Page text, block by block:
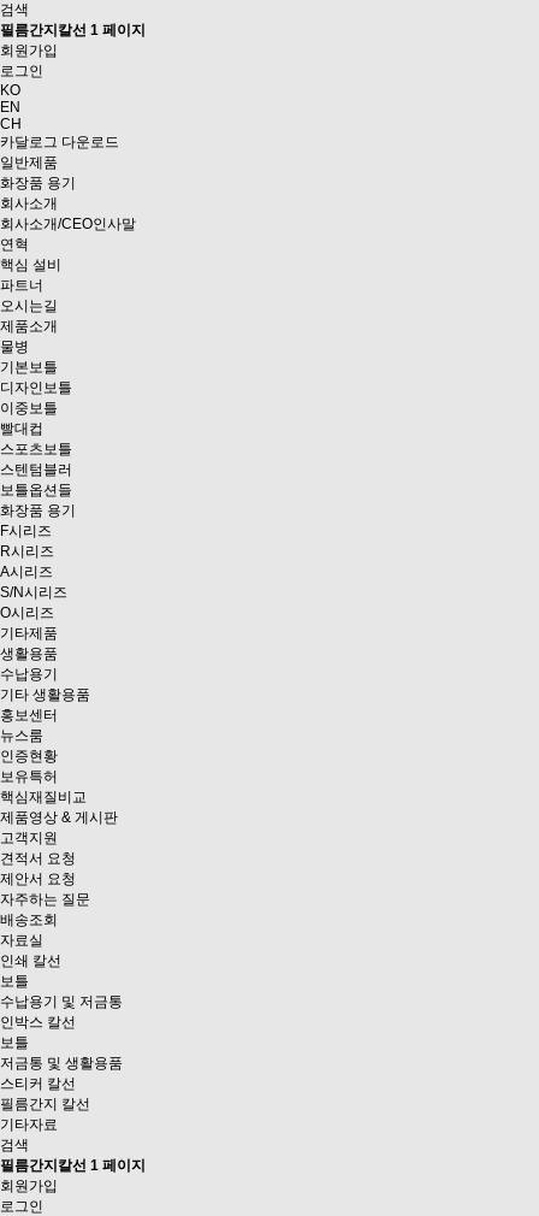
검색
필름간지칼선 1 페이지
회원가입
로그인
KO
EN
CH
카달로그 다운로드
일반제품
화장품 용기
회사소개
회사소개/CEO인사말
연혁
핵심 설비
파트너
오시는길
제품소개
물병
기본보틀
디자인보틀
이중보틀
빨대컵
스포츠보틀
스텐텀블러
보틀옵션들
화장품 용기
F시리즈
R시리즈
A시리즈
S/N시리즈
O시리즈
기타제품
생활용품
수납용기
기타 생활용품
홍보센터
뉴스룸
인증현황
보유특허
핵심재질비교
제품영상 & 게시판
고객지원
견적서 요청
제안서 요청
자주하는 질문
배송조회
자료실
인쇄 칼선
보틀
수납용기 및 저금통
인박스 칼선
보틀
저금통 및 생활용품
스티커 칼선
필름간지 칼선
기타자료
검색
필름간지칼선 1 페이지
회원가입
로그인